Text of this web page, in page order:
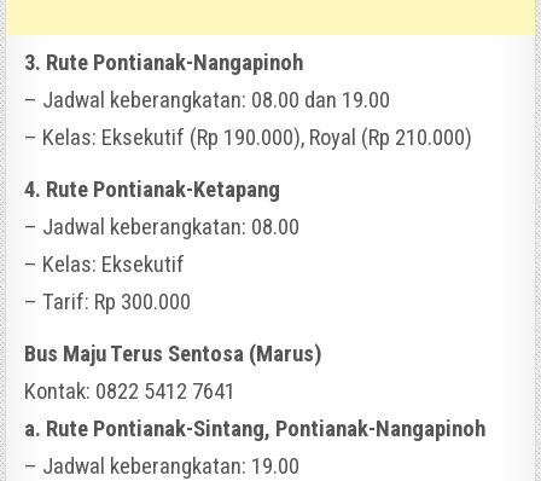
3. Rute Pontianak-Nangapinoh
– Jadwal keberangkatan: 08.00 dan 19.00
– Kelas: Eksekutif (Rp 190.000), Royal (Rp 210.000)
4. Rute Pontianak-Ketapang
– Jadwal keberangkatan: 08.00
– Kelas: Eksekutif
– Tarif: Rp 300.000
Bus Maju Terus Sentosa (Marus)
Kontak: 0822 5412 7641
a. Rute Pontianak-Sintang, Pontianak-Nangapinoh
– Jadwal keberangkatan: 19.00